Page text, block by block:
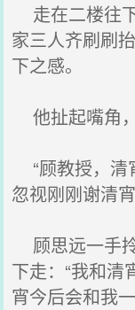
走在二楼往
家三人齐刷刷
下之感。
他扯起嘴角
“顾教授，清
忽视刚刚谢清
顾思远一手
下走：“我和清
宵今后会和我